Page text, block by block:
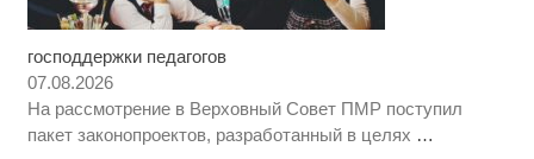
господдержки педагогов
07.08.2026
На рассмотрение в Верховный Совет ПМР поступил
пакет законопроектов, разработанный в целях …
"Потеряли стыд в погоне за
Врач дала 5 советов, чтобы
защититься от инфаркта и